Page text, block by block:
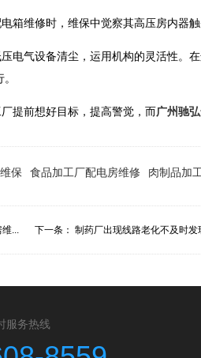
箱维修时，维保中觉察其高压房内器
电气设备清尘，运用机构的灵活性。
提前想好目标，提高警觉，而广州驰弘
保 食品加工厂配电房维修 肉制品加
... 下一条： 制药厂出现线路老化不及时
服务热线